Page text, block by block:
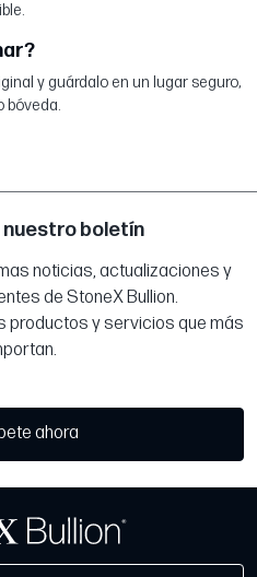
y guárdalo en un lugar seguro,
bóveda.
boletín
noticias, actualizaciones y
de StoneX Bullion.
productos y servicios que más
ahora